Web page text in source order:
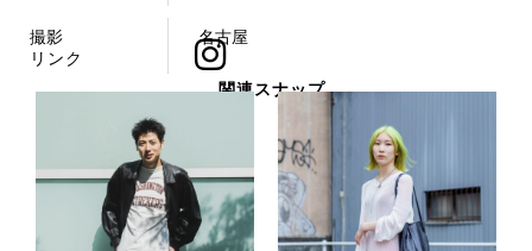
撮影
名古屋
リンク
関連スナップ